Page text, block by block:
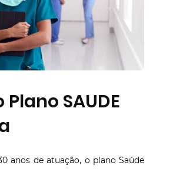
Plano SAUDE
anos de atuação, o plano Saúde